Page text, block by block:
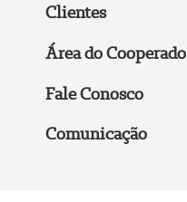
Clientes
Área do Cooperado
Fale Conosco
Comunicação